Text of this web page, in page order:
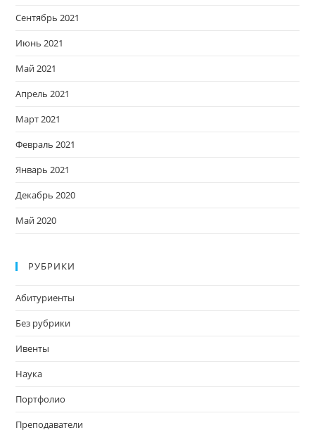
Сентябрь 2021
Июнь 2021
Май 2021
Апрель 2021
Март 2021
Февраль 2021
Январь 2021
Декабрь 2020
Май 2020
РУБРИКИ
Абитуриенты
Без рубрики
Ивенты
Наука
Портфолио
Преподаватели